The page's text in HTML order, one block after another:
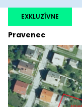
Pravenec
EXKLUZÍVNE